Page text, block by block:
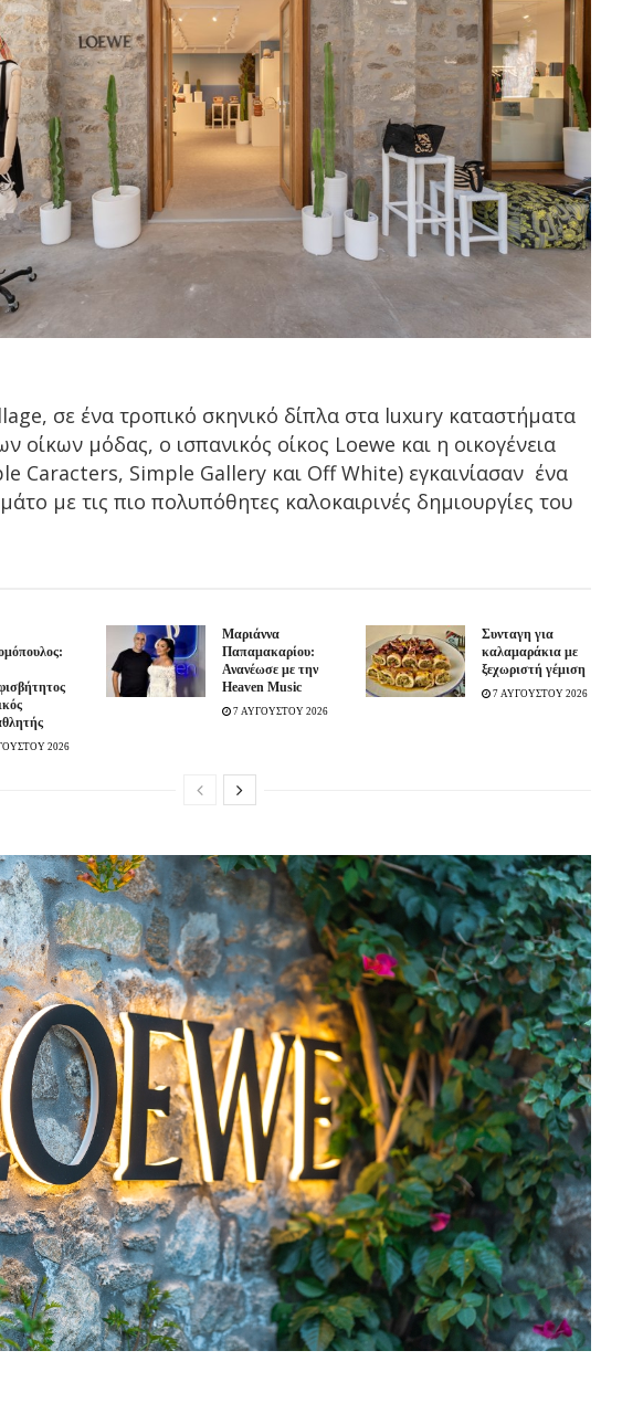
σε ένα τροπικό σκηνικό δίπλα στα luxury καταστήματα
οίκων μόδας, ο ισπανικός οίκος Loewe και η οικογένεια
Caracters, Simple Gallery και Off White) εγκαινίασαν ένα
με τις πιο πολυπόθητες καλοκαιρινές δημιουργίες του
2026
Μαριάννα
Παπαμακαρίου:
Ανανέωσε με την
Heaven Music
7 ΑΥΓΟΥΣΤΟΥ 2026
Συνταγη για
καλαμαράκια με
ξεχωριστή γέμιση
7 ΑΥΓΟΥΣΤΟΥ 2026